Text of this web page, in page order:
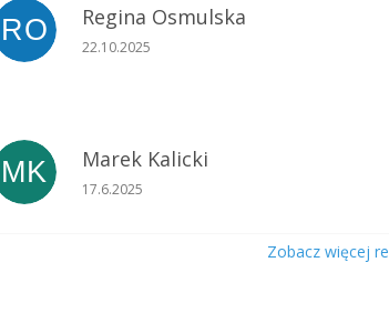
RO Regina Osmulska
Ocena sklepu to 5 na 5 gwiazdek.
22.10.2025
MK Marek Kalicki
Ocena sklepu to 5 na 5 gwiazdek.
17.6.2025
Zobacz więcej